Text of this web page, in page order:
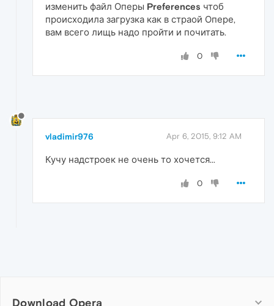
изменить файл Оперы Preferences чтоб
происходила загрузка как в страой Опере,
вам всего лищь надо пройти и почитать.
0
vladimir976 Apr 6, 2015, 9:12 AM
Кучу надстроек не очень то хочется...
0
Download Opera